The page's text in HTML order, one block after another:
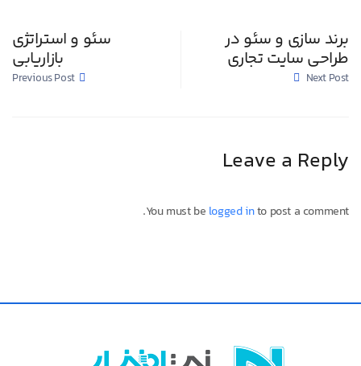
سئو و استراتژی
بازاریابی
Previous Post
برند سازی و سئو در
طراحی سایت تجاری
Next Post
Leave a Reply
You must be logged into post a comment.